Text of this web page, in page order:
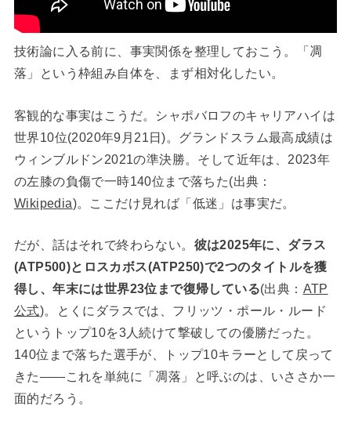
技術論に入る前に、事実関係を整理しておこう。「凋
落」という枠組み自体を、まず相対化したい。
客観的な事実はこうだ。シャポバロフのキャリアハイは
世界10位(2020年9月21日)。グランドスラム最高成績は
ウィンブルドン2021の準決勝。そして近年は、2023年
の左膝の負傷で一時140位まで落ちた(出典：
Wikipedia)。ここだけ見れば「低迷」は事実だ。
だが、話はそれで終わらない。 彼は2025年に、ダラス
(ATP500)とロスカボス(ATP250)で2つのタイトルを獲
得し、年末には世界23位まで復帰している(出典： ATP
公式)。とくにダラスでは、フリッツ・ポール・ルード
というトップ10を3人続けて撃破しての優勝だった。
140位まで落ちた選手が、トップ10キラーとして戻って
きた——これを単純に「凋落」と呼ぶのは、いささか一
面的だろう。